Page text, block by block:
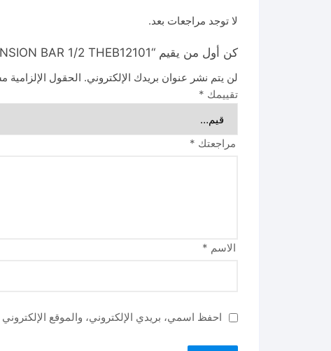
لا توجد مراجعات بعد.
كن أول من يقيم “EXTENSION BAR 1/2 THEB12101 وصله لقم نص بوصه 250 مللي”
لن يتم نشر عنوان بريدك الإلكتروني. الحقول الإلزامية
تقييمك *
مراجعتك *
الاسم *
احفظ اسمي، بريدي الإلكتروني، والموقع